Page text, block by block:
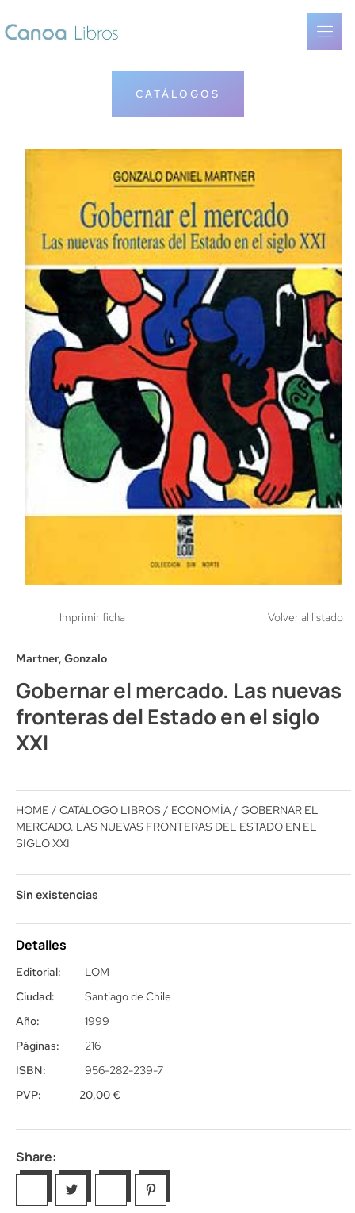
CATÁLOGOS
Imprimir ficha Volver al listado
Martner, Gonzalo
Gobernar el mercado. Las nuevas
fronteras del Estado en el siglo
XXI
HOME / CATÁLOGO LIBROS / ECONOMÍA/ GOBERNAR EL
MERCADO. LAS NUEVAS FRONTERAS DEL ESTADO EN EL
SIGLO XXI
Sin existencias
Detalles
Editorial:
Ciudad:
Año:
Páginas:
ISBN:
LOM
Santiago de Chile
1999
216
956-282-239-7
PVP:
20,00€
Share: